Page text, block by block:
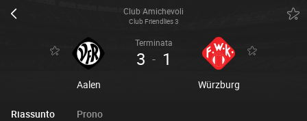
Club Amichevoli
Club Friendlies 3
Aalen
Terminata
3 - 1
Würzburg
Riassunto Prono